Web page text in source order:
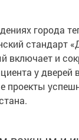
города
стандарт
включает и
у дверей
проекты